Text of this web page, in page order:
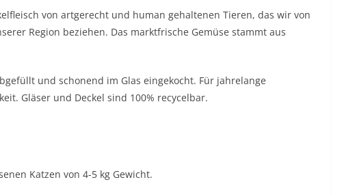
von artgerecht und human gehaltenen Tieren, das wir von
Region beziehen. Das marktfrische Gemüse stammt aus
und schonend im Glas eingekocht. Für jahrelange
Gläser und Deckel sind 100% recycelbar.
Katzen von 4-5 kg Gewicht.